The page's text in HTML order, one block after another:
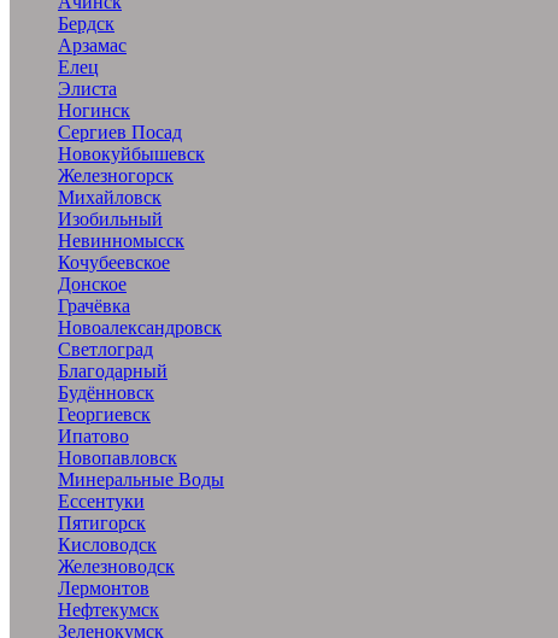
Бердск
Арзамас
Елец
Элиста
Ногинск
Сергиев Посад
Новокуйбышевск
Железногорск
Михайловск
Изобильный
Невинномысск
Кочубеевское
Донское
Грачёвка
Новоалександровск
Светлоград
Благодарный
Будённовск
Георгиевск
Ипатово
Новопавловск
Минеральные Воды
Ессентуки
Пятигорск
Кисловодск
Железноводск
Лермонтов
Нефтекумск
Зеленокумск